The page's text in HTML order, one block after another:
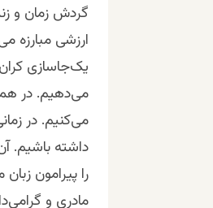
گردش زمان و
ارزشی مبارزه
یک‌جاسازی
می‌دهیم. در
می‌کنیم. در
داشته باشیم.
را پیرامون
مادری و